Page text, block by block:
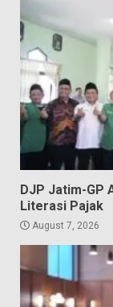
DJP Jatim-GP
Literasi Pajak
August 7, 2026